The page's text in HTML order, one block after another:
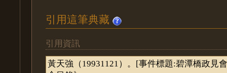
引用這筆典藏
引用資訊